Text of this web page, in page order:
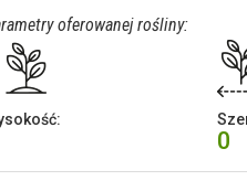
oferowanej rośliny:
0